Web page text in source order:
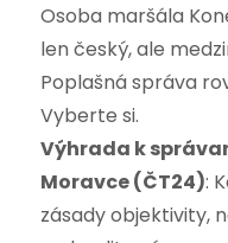
Osoba maršála
len český, ale
Poplašná správa
Vyberte si.
Výhrada k
Moravce (ČT24):
zásady objektivity,